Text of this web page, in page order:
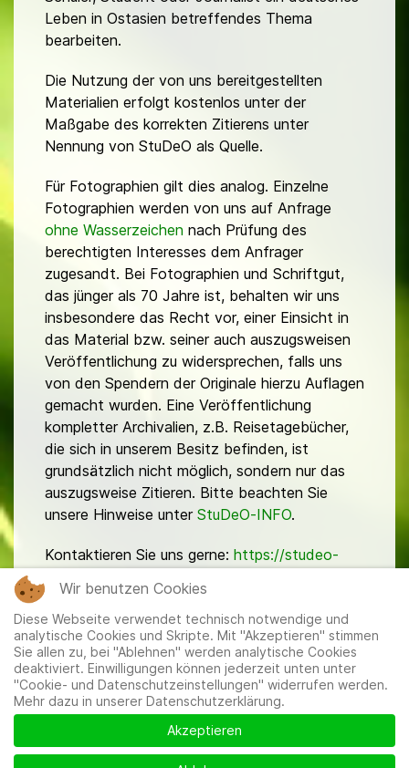
Leben in Ostasien betreffendes Thema
bearbeiten.
Die Nutzung der von uns bereitgestellten
Materialien erfolgt kostenlos unter der
Maßgabe des korrekten Zitierens unter
Nennung von StuDeO als Quelle.
Für Fotographien gilt dies analog. Einzelne
Fotographien werden von uns auf Anfrage
ohne Wasserzeichen nach Prüfung des
berechtigten Interesses dem Anfrager
zugesandt. Bei Fotographien und Schriftgut,
das jünger als 70 Jahre ist, behalten wir uns
insbesondere das Recht vor, einer Einsicht in
das Material bzw. seiner auch auszugsweisen
Veröffentlichung zu widersprechen, falls uns
von den Spendern der Originale hierzu Auflagen
gemacht wurden. Eine Veröffentlichung
kompletter Archivalien, z.B. Reisetagebücher,
die sich in unserem Besitz befinden, ist
grundsätzlich nicht möglich, sondern nur das
auszugsweise Zitieren. Bitte beachten Sie
unsere Hinweise unter StuDeO-INFO.
Kontaktieren Sie uns gerne: https://studeo-
Mitglieder|Impressum|Datenschutzerklärung|Cookie-
und Datenschutzeinstellungen
Wir benutzen Cookies
Diese Webseite verwendet technisch notwendige und
analytische Cookies und Skripte. Mit "Akzeptieren" stimmen
Sie allen zu, bei "Ablehnen" werden analytische Cookies
deaktiviert. Einwilligungen können jederzeit unten unter
"Cookie- und Datenschutzeinstellungen" widerrufen werden.
Mehr dazu in unserer Datenschutzerklärung.
Akzeptieren